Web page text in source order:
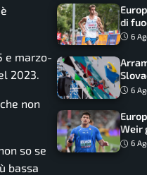
e marzo-
2023.
non
so se
bassa
di
6
6
Weir
6